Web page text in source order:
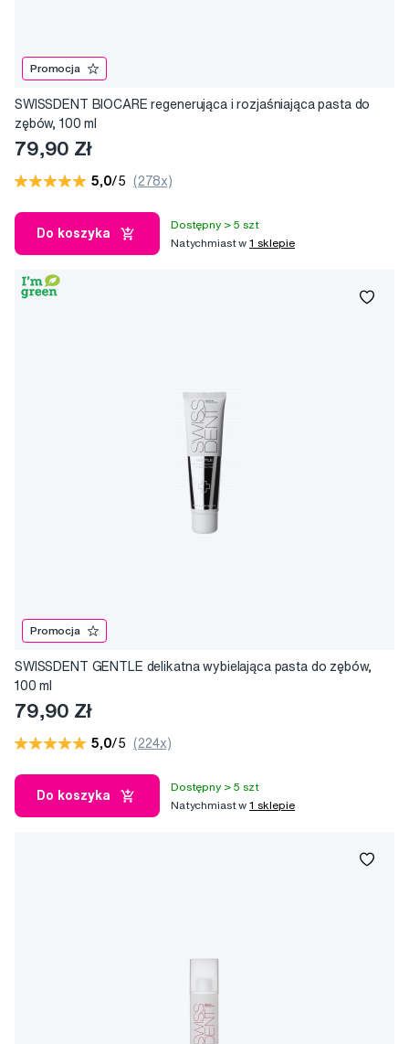
Promocja
SWISSDENT BIOCARE regenerująca i rozjaśniająca pasta do
zębów, 100 ml
79,90 Zł
5,0/5 (278x)
Do koszyka
Dostępny > 5 szt
Natychmiast w1 sklepie
Promocja
SWISSDENT GENTLE delikatna wybielająca pasta do zębów,
100 ml
79,90 Zł
5,0/5 (224x)
Do koszyka
Dostępny > 5 szt
Natychmiast w1 sklepie